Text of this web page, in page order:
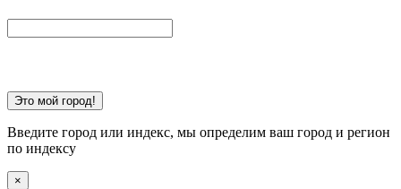
Это мой город!
Введите город или индекс, мы определим ваш город и регион
по индексу
×